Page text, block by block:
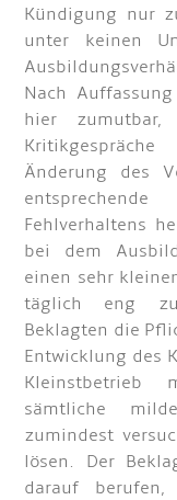
Kündigung nur
unter keinen
Nach
hier
Änderung des
Fehlverhaltens
bei dem
einen sehr
täglich eng
Beklagten die
Entwicklung des
Kleinstbetrieb
sämtliche
zumindest
lösen. Der
darauf